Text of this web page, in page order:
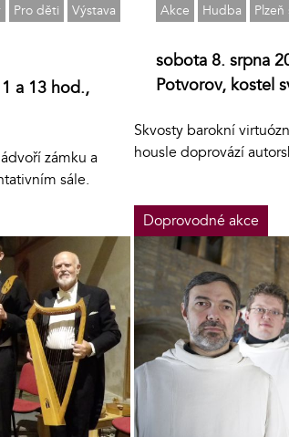
Pro děti
Výstava
a 13 hod.,
zámku a
sále.
Akce Hudba
sobota 8. srpna
Potvorov, kostel
Skvosty barokní
housle doprovází
Doprovodné akce